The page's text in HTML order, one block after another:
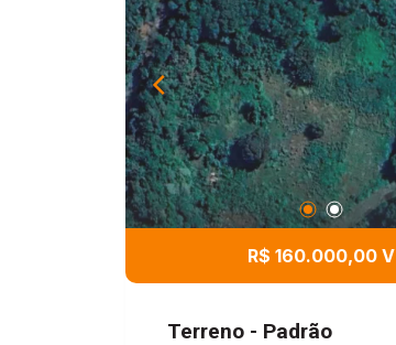
R$ 160.000,00 V
Terreno - Padrão